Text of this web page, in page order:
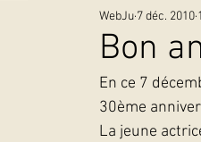
Bon
WebJu 7 déc. 2010
En ce 7
30ème
La jeune